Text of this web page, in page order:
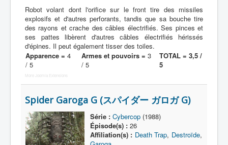
Autre
Animal
Race
Archétype
[]
Nom
Thème
Robot volant dont l'orifice sur le front tire des missiles
explosifs et d'autres perforants, tandis que sa bouche tire
des rayons et crache des câbles électrifiés. Ses pinces et
ses pattes libèrent d'autres câbles électrifiés hérissés
d'épines. Il peut également tisser des toiles.
Apparence = 4
/ 5
Armes et pouvoirs = 3
/ 5
TOTAL = 3,5 /
5
More Joomla Extensions
Spider Garoga G (スパイダー ガロガ G)
Série : Cybercop(1988)
Épisode(s) :26
Affiliation(s) : Death Trap, Destroïde,